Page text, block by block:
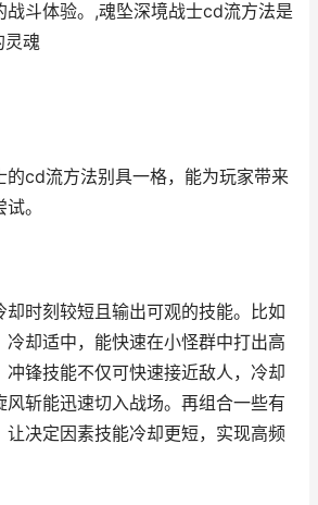
战斗体验。,魂坠深境战士cd流方法是
灵魂
的cd流方法别具一格，能为玩家带来
。
却时刻较短且输出可观的技能。比如
冷却适中，能快速在小怪群中打出高
冲锋技能不仅可快速接近敌人，冷却
风斩能迅速切入战场。再组合一些有
让决定因素技能冷却更短，实现高频